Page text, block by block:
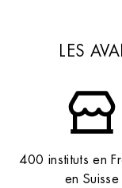
LES
400 instituts en
en Suisse